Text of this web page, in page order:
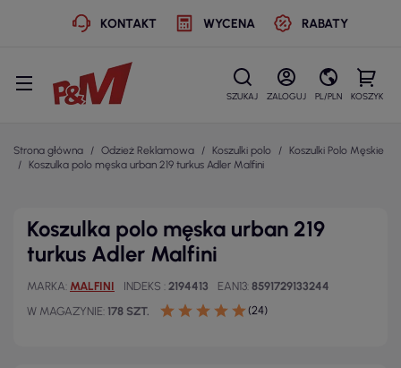
KONTAKT WYCENA RABATY
SZUKAJ ZALOGUJ PL/PLN KOSZYK
Strona główna Odzież Reklamowa Koszulki polo
Koszulki Polo Męskie
Koszulka polo męska urban 219 turkus Adler Malfini
Koszulka polo męska urban 219
turkus Adler Malfini
MARKA MALFINI INDEKS 2194413 EAN13 8591729133244
W MAGAZYNIE 178 SZT. (24)